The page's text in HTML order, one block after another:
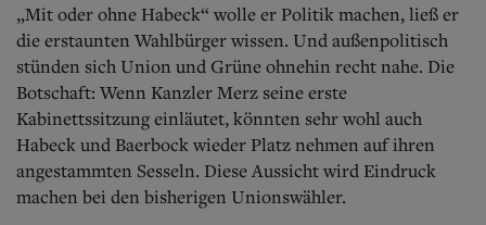
„Mit oder ohne Habeck“ wolle er Politik machen, ließ er
die erstaunten Wahlbürger wissen. Und außenpolitisch
stünden sich Union und Grüne ohnehin recht nahe. Die
Botschaft: Wenn Kanzler Merz seine erste
Kabinettssitzung einläutet, könnten sehr wohl auch
Habeck und Baerbock wieder Platz nehmen auf ihren
angestammten Sesseln. Diese Aussicht wird Eindruck
machen bei den bisherigen Unionswähler.